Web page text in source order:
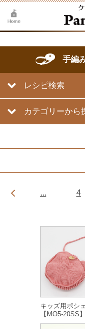
手編
レシピ検索
カテゴリーから
... 4
キッズ用ポシ
【MO5-20SS】